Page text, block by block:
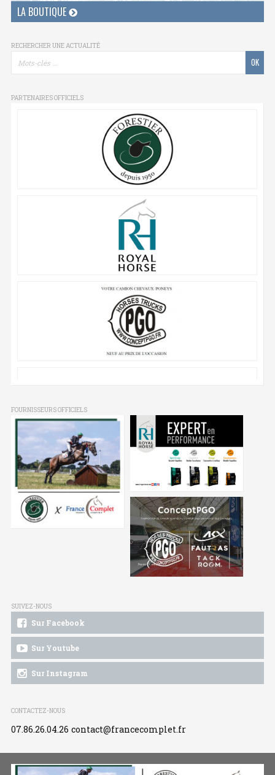
LA BOUTIQUE
RECHERCHER UNE ACTUALITÉ
PARTENAIRES OFFICIELS
FOURNISSEURS OFFICIELS
SUIVEZ-NOUS
Sur Facebook
Sur Youtube
Sur Instagram
CONTACTEZ-NOUS
07.86.26.04.26 contact@francecomplet.fr